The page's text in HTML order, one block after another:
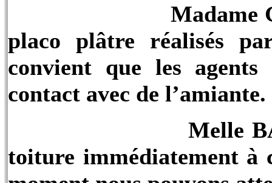
Madame
placo plâtre réalisés
convient que les
contact avec de l’amiante.
Melle
toiture immédiatement à